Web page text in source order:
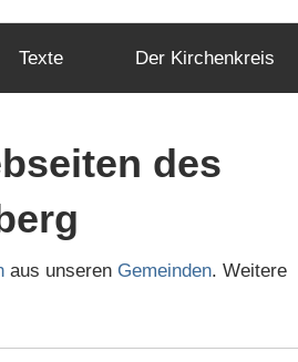
Texte Der Kirchenkreis
des
aus unseren Gemeinden. Weitere